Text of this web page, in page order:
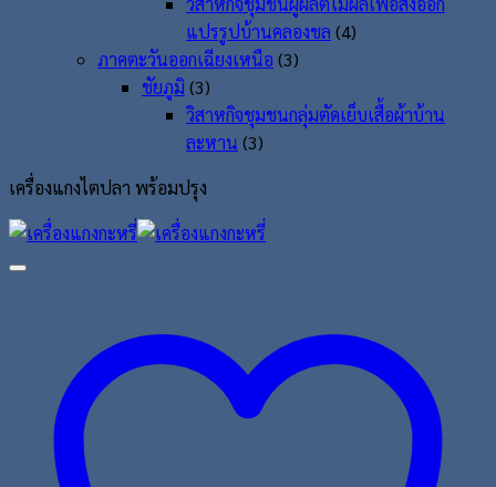
แปรรูปบ้านคลองชล (4)
ภาคตะวันออกเฉียงเหนือ (3)
ชัยภูมิ (3)
วิสาหกิจชุมชนกลุ่มตัดเย็บเสื้อผ้าบ้าน
ละหาน (3)
เครื่องแกงไตปลา พร้อมปรุง